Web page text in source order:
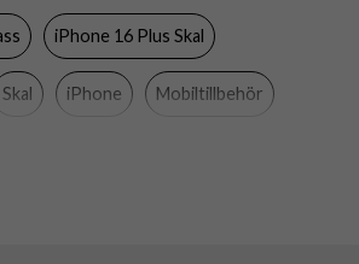
Hårdplast (PC), Mjukplast (TPU)
CARE by PanzerGlass
iPhone 16 Plus Skal
Skal iPhone Mobiltillbehör